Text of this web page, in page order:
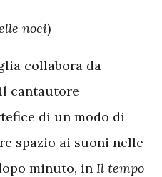
noci)
collabora da
cantautore
di un modo di
spazio ai suoni nelle
minuto, in Il tempo